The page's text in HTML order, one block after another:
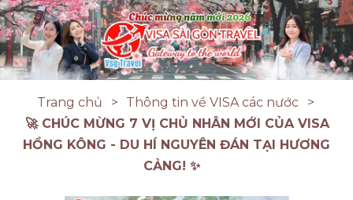
Trang chủ
Thông tin về VISA các nước
🚀 CHÚC MỪNG 7 VỊ CHỦ NHÂN MỚI CỦA VISA
HỒNG KÔNG - DU HÍ NGUYÊN ĐÁN TẠI HƯƠNG
CẢNG! ✨